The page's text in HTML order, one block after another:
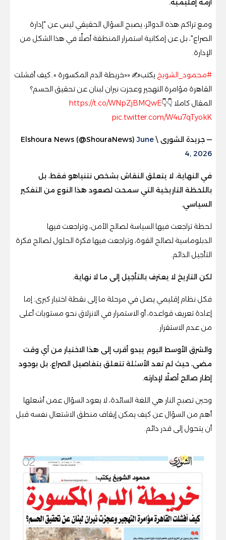
ومع تراكم هذه الدوائر، يصبح السؤال الحقيقي ليس عن "إدارة
الصراع"، بل عن إمكانية استمرار المنطقة أصلًا في هذا الشكل من
الإدارة.
#محمود_الشويخ يكتب✍️ ««خريطة الدم المكسورة »..كيف أفشلت
القاهرة مؤامرة التهجير وعجزت نيران لبنان عن تحقيق الحسم؟
المقال كاملا 👇👇https://t.co/WNpZjBMQwE
pic.twitter.com/W4u7qTyokK
— جريدة الشورى \ Elshoura News (@ShouraNews)June
4, 2026
في النهاية، لا يتعلق النقاش بشخص نتنياهو فقط، بل
باللحظة التاريخية التي سمحت لصعود هذا النوع من التفكير
السياسي.
لحظة تراجعت فيها السياسة لصالح الأمن، وتراجعت فيها
الدبلوماسية لصالح القوة، وتراجعت فيها فكرة الحلول لصالح فكرة
التأجيل الدائم.
لكن التاريخ لا يعترف بالتأجيل إلى ما لا نهاية.
فكل نظام إقليمي يصل في مرحلة ما إلى نقطة اختبار كبرى: إما
إعادة تعريف قواعده، أو الاستمرار في الانزلاق نحو مستويات أعلى
من عدم الاستقرار.
والشرق الأوسط اليوم يبدو أقرب إلى هذا الاختبار من أي وقت
مضى، حيث لم تعد الأسئلة تتعلق بتفاصيل الصراع، بل بوجود
إطار صالح أصلًا لإدارته.
وحين تصبح النار هي اللغة السائدة، لا يعود السؤال عمن أشعلها
أهم من السؤال عن كيف يمكن إيقاف منطق الاشتعال نفسه قبل
أن يتحول إلى قدر دائم.